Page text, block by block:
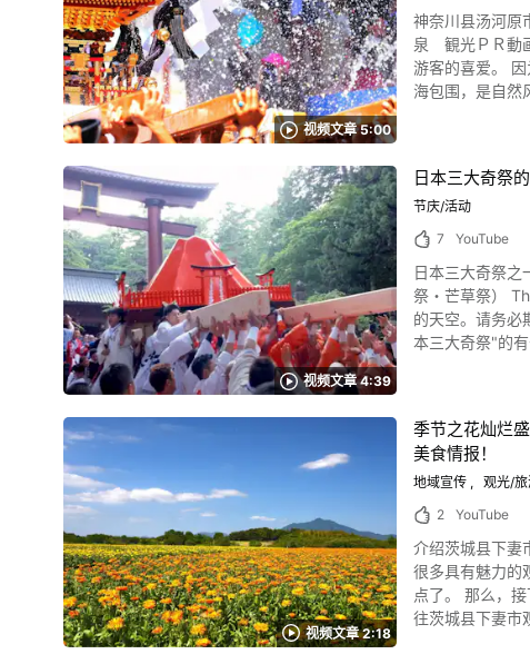
“KATCH”报道
贩和观众席，推荐到西尾市一游！ ◆鸟羽火祭会场“鸟羽神明社” 【地
站下车，步行约10
https://
视频文章 5:00
神奈川县汤河原
泉 観光ＰＲ動
游客的喜爱。 因为可以轻松
海包围，是自然风
祭。 温泉地特有的庆典"泼水庆典" "泼水节"是背着神轿，互相泼温泉水的温泉街特有的祭礼。可通过视频的0:27查看。 温泉街沿途准备了装有热水
的木桶和热水桶,观
期六举行，2024年5月25日（星期六）举行。 汤河
宴"。萤火虫生长在
河原温泉烟花大
筒烟花高高地喷
期:2024年7月27日（星
季庆典「山寨庆典」 照片:汤河原站 汤河原温泉面向相模湾，三面环抱箱根外轮山、伊豆、热海，是一个自然风光秀
到日本夏天的风物诗——夏天的节日。 2023年8月2日、3日
感受到日本四季的神奈川县汤河原温泉的名胜 照片
河原梅林，初春
点,可以欣赏到绝景的枫叶
脚浴也很开心。
从关东圈可以当
还举行着以华丽
制定计划怎么样？ 享受
https://
视频文章 4:39
日本三大奇祭
节庆/活动
7
YouTube
日本三大奇祭之一山梨县富士吉田市「
祭・芒草祭） The Yoshida
的天空。请务必期待看点40秒的视频。 什么是日本三大奇祭
本三大奇祭"的有长
定重要无形文化遗产。 原本的"吉田之火祭"不是浅间神社，而是诹访神社的祭礼，根据史料记载，起源
起篝火。 此后,富士信仰盛行,诹访神社被浅间神社吸收成为摄社。 火祭的起源传说有很多种。传说中，白色蛇神和神轿一起从上到下从上而下，浅间
神社的祭神木花开耶公主为了
screenshot 每年8月26日，诹访神社都会举办明神型神轿出轿的本殿祭。 此祭神仪式将有主管人和富士讲等100多人出席。 2尊大神轿与手持芒草玉
串的宗人崇敬者们共同行进，
米的100根大火炬点燃的"火炬点火"是最大的
开梦幻般的情景。 日本三大奇祭吉田之火庆典除了乘坐公交车和地铁外,周边还准备了临时停车场,可以乘车前往。 庆典当天可能
以建议您悠闲地访问。 日本三大奇祭"吉田之火庆典"总结 图片来源 :YouTube screenshot 富士山作为日
典能有如此之多的人拜访，也可
视频文章 2:18
季节之花灿烂
美食情报！
地域宣传
观光/
2
YouTube
介绍茨城县下妻市
很多具有魅力的
点了。 那么，接下来就让我们
往茨城县下妻市